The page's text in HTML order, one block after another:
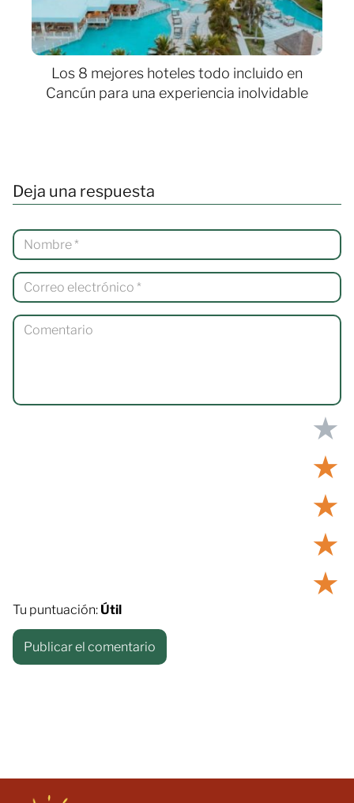
Los 8 mejores hoteles todo incluido en
Cancún para una experiencia inolvidable
Deja una respuesta
★
★
★
★
★
Tu puntuación: Útil